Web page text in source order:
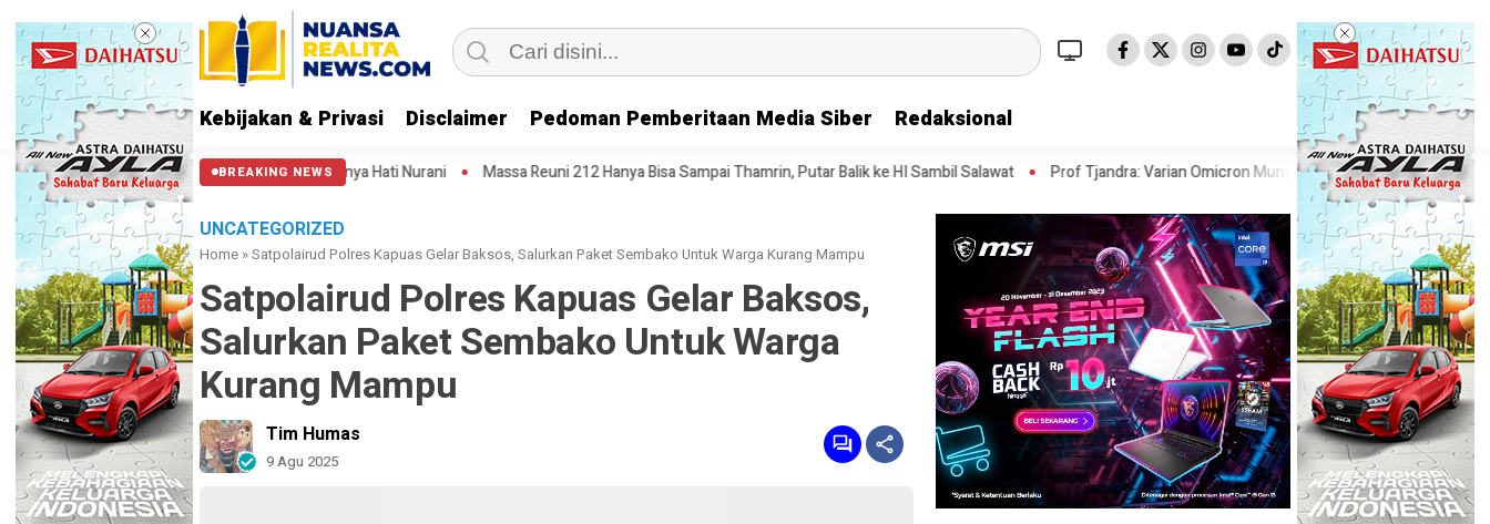
Kebijakan & Privasi Disclaimer Pedoman Pemberitaan Media Siber Redaksional
BREAKING NEWS
Kuda: Semoga Aparat Punya Hati Nurani Massa Reuni 212 Hanya Bisa Sampai Thamrin, Putar Balik ke HI Sambil Salawat Prof Tjandra: Varian Omicron Mungkin Berdampak pada Obat Pasien COVID-19
UNCATEGORIZED
Home »Satpolairud Polres Kapuas Gelar Baksos, Salurkan Paket Sembako Untuk Warga Kurang Mampu
Satpolairud Polres Kapuas Gelar Baksos,
Salurkan Paket Sembako Untuk Warga
Kurang Mampu
Tim Humas
9 Agu 2025